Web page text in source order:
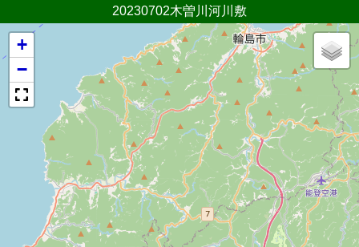
20230702木曽川河川敷
+
−